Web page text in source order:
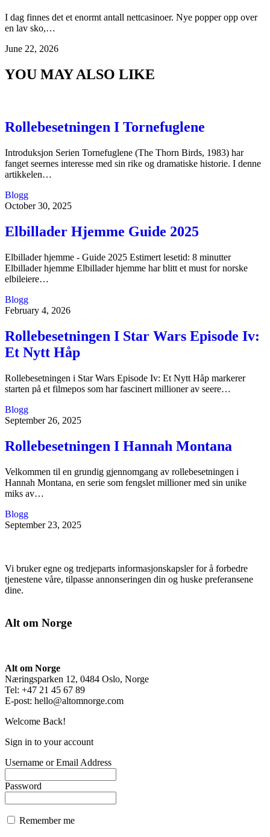
I dag finnes det et enormt antall nettcasinoer. Nye popper opp over
en lav sko,…
June 22, 2026
YOU MAY ALSO LIKE
Rollebesetningen I Tornefuglene
Introduksjon Serien Tornefuglene (The Thorn Birds, 1983) har
fanget seernes interesse med sin rike og dramatiske historie. I denne
artikkelen…
Blogg
October 30, 2025
Elbillader Hjemme Guide 2025
Elbillader hjemme - Guide 2025 Estimert lesetid: 8 minutter
Elbillader hjemme Elbillader hjemme har blitt et must for norske
elbileiere…
Blogg
February 4, 2026
Rollebesetningen I Star Wars Episode Iv:
Et Nytt Håp
Rollebesetningen i Star Wars Episode Iv: Et Nytt Håp markerer
starten på et filmepos som har fascinert millioner av seere…
Blogg
September 26, 2025
Rollebesetningen I Hannah Montana
Velkommen til en grundig gjennomgang av rollebesetningen i
Hannah Montana, en serie som fengslet millioner med sin unike
miks av…
Blogg
September 23, 2025
Vi bruker egne og tredjeparts informasjonskapsler for å forbedre
tjenestene våre, tilpasse annonseringen din og huske preferansene
dine.
Alt om Norge
Alt om Norge
Næringsparken 12, 0484 Oslo, Norge
Tel: +47 21 45 67 89
E-post: hello@altomnorge.com
Welcome Back!
Sign in to your account
Username or Email Address
Password
Remember me